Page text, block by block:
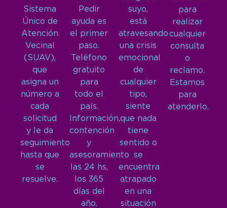
Sistema
Único de
Atención
Vecinal
(SUAV),
que
asigna un
número a
cada
solicitud
y le da
seguimiento
hasta que
se
resuelve.
Pedir
ayuda es
el primer
paso.
Teléfono
gratuito
para
todo el
país.
Información,
contención
y
asesoramiento
las 24 hs,
los 365
días del
año.
suyo,
está
atravesando
una crisis
emocional
de
cualquier
tipo,
siente
que nada
tiene
sentido o
se
encuentra
atrapado
en una
situación
para
realizar
cualquier
consulta
o
reclamo.
Estamos
para
atenderlo.